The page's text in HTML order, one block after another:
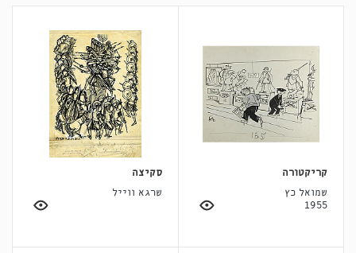
קריקטורה
שמואל כץ
1955
סקיצה
שרגא ווייל